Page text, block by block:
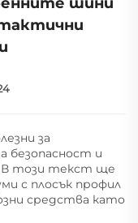
за
безопасност и
В този текст ще
с плосък профил
средства като